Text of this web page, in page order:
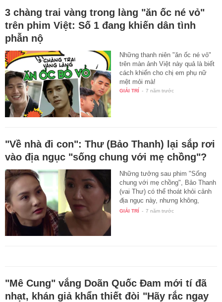
3 chàng trai vàng trong làng "ăn ốc né vỏ"
trên phim Việt: Số 1 đang khiến dân tình
phẫn nộ
Những thanh niên "ăn ốc né vỏ"
trên màn ảnh Việt này quả là biết
cách khiến cho chị em phụ nữ
mệt mỏi mà!
GIẢI TRÍ - 7 năm trước
"Về nhà đi con": Thư (Bảo Thanh) lại sắp rơi
vào địa ngục "sống chung với mẹ chồng"?
Những tưởng sau phim "Sống
chung với mẹ chồng", Bảo Thanh
(vai Thư) có thể thoát khỏi cảnh
địa ngục này, nhưng không,
"lịch…
GIẢI TRÍ - 7 năm trước
"Mê Cung" vắng Doãn Quốc Đam mới tí đã
nhạt, khán giả khẩn thiết đòi "Hãy rắc ngay